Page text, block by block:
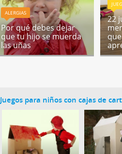
ALERGIAS
Por qué debes dejar
que tu hijo se muerda
las uñas
22
Juegos para niños con cajas de